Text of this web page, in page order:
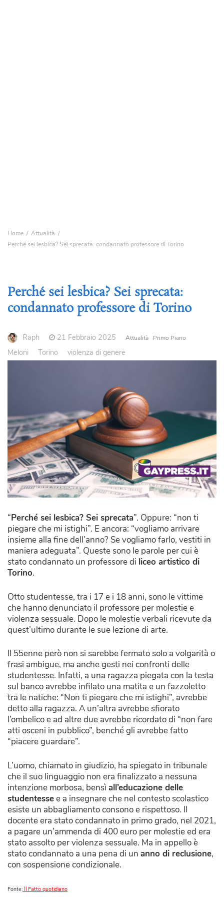
Home
Attualità
Perché sei lesbica? Sei sprecata: condannato professore di Torino
Perché sei lesbica? Sei sprecata:
condannato professore di Torino
Raph 21 Febbraio 2025 Attualità Primo Piano
Meloni Torino violenza di genere
“Perché sei lesbica? Sei sprecata”. Oppure: “non ti
piegare che mi istighi”. E ancora: “vogliamo arrivare
insieme alla fine dell’anno? Se vogliamo farlo, vestiti in
maniera adeguata”. Queste sono le parole per cui è
stato condannato un professore di liceo artistico di
Torino.
Otto studentesse, tra i 17 e i 18 anni, sono le vittime
che hanno denunciato il professore per molestie e
violenza sessuale. Dopo le molestie verbali ricevute da
quest’ultimo durante le sue lezione di arte.
Il 55enne però non si sarebbe fermato solo a volgarità o
frasi ambigue, ma anche gesti nei confronti delle
studentesse. Infatti, a una ragazza piegata con la testa
sul banco avrebbe infilato una matita e un fazzoletto
tra le natiche: “Non ti piegare che mi istighi”, avrebbe
detto alla ragazza. A un’altra avrebbe sfiorato
l’ombelico e ad altre due avrebbe ricordato di “non fare
atti osceni in pubblico”, benché gli avrebbe fatto
“piacere guardare”.
L’uomo, chiamato in giudizio, ha spiegato in tribunale
che il suo linguaggio non era finalizzato a nessuna
intenzione morbosa, bensì all’educazione delle
studentessee a insegnare che nel contesto scolastico
esiste un abbagliamento consono e rispettoso. Il
docente era stato condannato in primo grado, nel 2021,
a pagare un’ammenda di 400 euro per molestie ed era
stato assolto per violenza sessuale. Ma in appello è
stato condannato a una pena di un anno di reclusione,
con sospensione condizionale.
Fonte: Il Fatto quotidiano